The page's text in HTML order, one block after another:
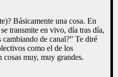
Básicamente una cosa. En
transmite en vivo, día tras día,
cambiando de canal?” Te diré
como el de los
cosas muy, muy grandes.